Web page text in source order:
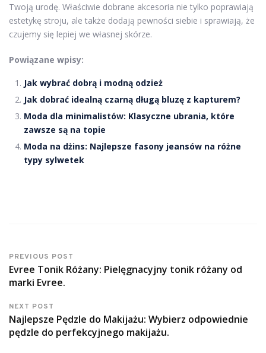
Twoją urodę. Właściwie dobrane akcesoria nie tylko poprawiają
estetykę stroju, ale także dodają pewności siebie i sprawiają, że
czujemy się lepiej we własnej skórze.
Powiązane wpisy:
Jak wybrać dobrą i modną odzież
Jak dobrać idealną czarną długą bluzę z kapturem?
Moda dla minimalistów: Klasyczne ubrania, które
zawsze są na topie
Moda na dżins: Najlepsze fasony jeansów na różne
typy sylwetek
PREVIOUS POST
Evree Tonik Różany: Pielęgnacyjny tonik różany od
marki Evree.
NEXT POST
Najlepsze Pędzle do Makijażu: Wybierz odpowiednie
pędzle do perfekcyjnego makijażu.